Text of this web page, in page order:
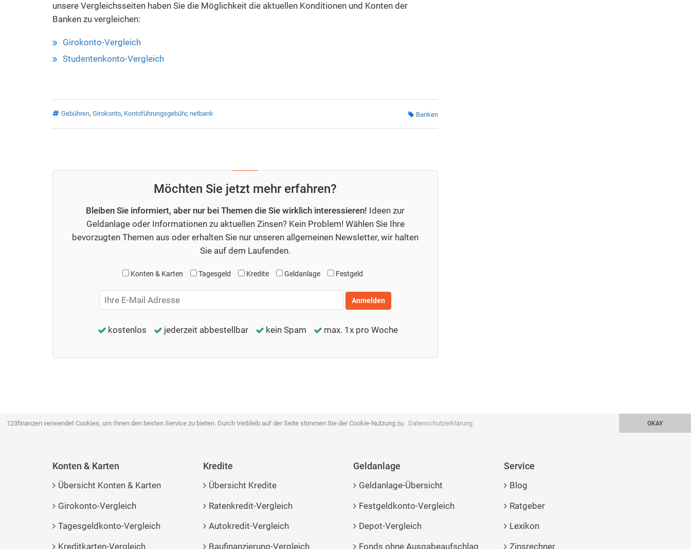
unsere Vergleichsseiten haben Sie die Möglichkeit die aktuellen Konditionen und Konten der
Banken zu vergleichen:
Girokonto-Vergleich
Studentenkonto-Vergleich
Gebühren, Girokonto, Kontoführungsgebühr, netbank Banken
Möchten Sie jetzt mehr erfahren?
Bleiben Sie informiert, aber nur bei Themen die Sie wirklich interessieren! Ideen zur
Geldanlage oder Informationen zu aktuellen Zinsen? Kein Problem! Wählen Sie Ihre
bevorzugten Themen aus oder erhalten Sie nur unseren allgemeinen Newsletter, wir halten
Sie auf dem Laufenden.
Konten & Karten Tagesgeld Kredite Geldanlage Festgeld
Anmelden
kostenlos jederzeit abbestellbar kein Spam max. 1x pro Woche
123finanzen verwendet Cookies, um Ihnen den besten Service zu bieten. Durch Verbleib auf der Seite stimmen Sie der Cookie-Nutzung zu. Datenschutzerklärung OKAY
Konten & Karten
Übersicht Konten & Karten
Girokonto-Vergleich
Tagesgeldkonto-Vergleich
Kreditkarten-Vergleich
Kredite
Übersicht Kredite
Ratenkredit-Vergleich
Autokredit-Vergleich
Baufinanzierung-Vergleich
Geldanlage
Geldanlage-Übersicht
Festgeldkonto-Vergleich
Depot-Vergleich
Fonds ohne Ausgabeaufschlag
Service
Blog
Ratgeber
Lexikon
Zinsrechner